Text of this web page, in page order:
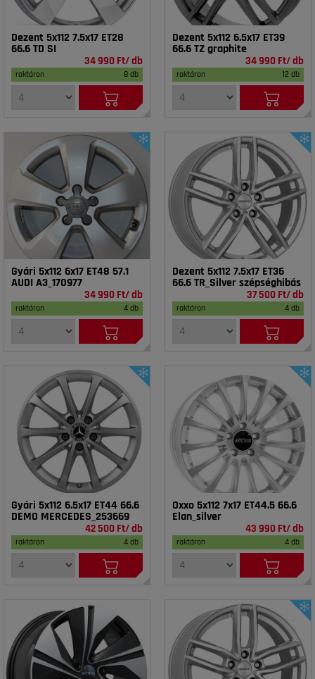
Dezent 5x112 7.5x17 ET28
66.6 TD SI
34 990 Ft/ db
raktáron 8 db
Dezent 5x112 6.5x17 ET39
66.6 TZ graphite
34 990 Ft/ db
raktáron 12 db
Gyári 5x112 6x17 ET48 57.1
AUDI A3_170977
34 990 Ft/ db
raktáron 4 db
Dezent 5x112 7.5x17 ET36
66.6 TR_Silver szépséghibás
37 500 Ft/ db
raktáron 4 db
Gyári 5x112 6.5x17 ET44 66.6
DEMO MERCEDES_253669
42 500 Ft/ db
raktáron 4 db
Oxxo 5x112 7x17 ET44.5 66.6
Elan_silver
43 990 Ft/ db
raktáron 4 db